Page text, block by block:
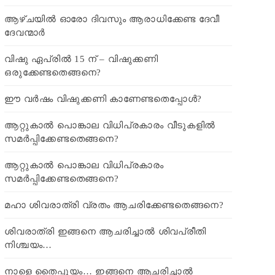
ആഴ്ചയിൽ ഓരോ ദിവസും ആരാധിക്കേണ്ട ദേവീ
ദേവന്മാർ
വിഷു ഏപ്രിൽ 15 ന് – വിഷുക്കണി
ഒരുക്കേണ്ടതെങ്ങനെ?
ഈ വർഷം വിഷുക്കണി കാണേണ്ടതെപ്പോൾ?
ആറ്റുകാൽ പൊങ്കാല വിധിപ്രകാരം വീടുകളിൽ
സമർപ്പിക്കേണ്ടതെങ്ങനെ?
ആറ്റുകാൽ പൊങ്കാല വിധിപ്രകാരം
സമർപ്പിക്കേണ്ടതെങ്ങനെ?
മഹാ ശിവരാത്രി വ്രതം ആചരിക്കേണ്ടതെങ്ങനെ?
ശിവരാത്രി ഇങ്ങനെ ആചരിച്ചാൽ ശിവപ്രീതി
നിശ്ചയം…
നാളെ തൈപ്പൂയം… ഇങ്ങനെ ആചരിച്ചാൽ